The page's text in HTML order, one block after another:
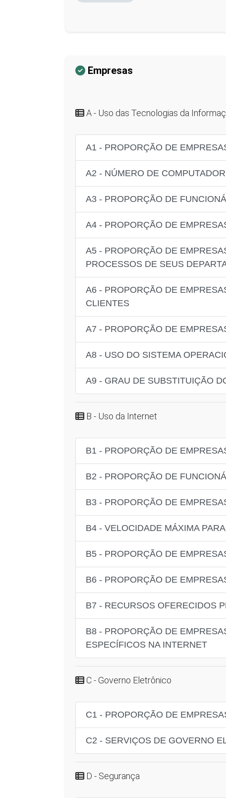
Empresas
A - Uso das Tecnologias da
A1 - PROPORÇÃO DE
A2 - NÚMERO DE
A3 - PROPORÇÃO DE
A4 - PROPORÇÃO DE
A5 - PROPORÇÃO DE
PROCESSOS DE SEUS
A6 - PROPORÇÃO DE
CLIENTES
A7 - PROPORÇÃO DE
A8 - USO DO SISTEMA
A9 - GRAU DE SUBSTITUIÇÃO
B - Uso da Internet
B1 - PROPORÇÃO DE
B2 - PROPORÇÃO DE
B3 - PROPORÇÃO DE
B4 - VELOCIDADE MÁXIMA
B5 - PROPORÇÃO DE
B6 - PROPORÇÃO DE
B7 - RECURSOS OFERECIDOS
B8 - PROPORÇÃO DE
ESPECÍFICOS NA INTERNET
C - Governo Eletrônico
C1 - PROPORÇÃO DE
C2 - SERVIÇOS DE GOVERNO
D - Segurança